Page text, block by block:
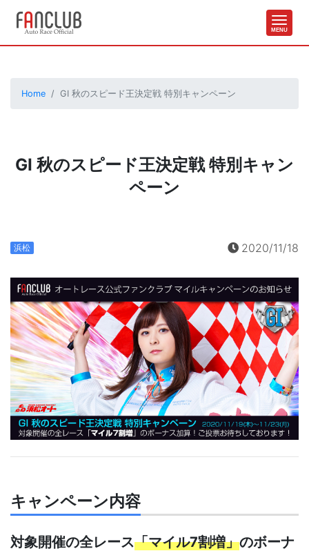
Home GI 秋のスピード王決定戦 特別キャンペーン
GI 秋のスピード王決定戦 特別キャン
ペーン
2020/11/18
浜松
キャンペーン内容
対象開催の全レース「マイル7割増」のボーナ